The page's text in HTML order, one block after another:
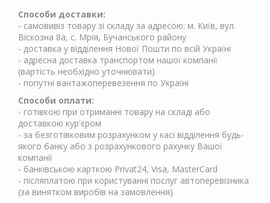
Способи доставки:
- самовивіз товару зі складу за адресою: м. Київ, вул.
Віскозна 8а, с. Мрія, Бучанського району
- доставка у відділення Нової Пошти по всій Україні
- адресна доставка транспортом нашої компанії
(вартість необхідно уточнювати)
- попутні вантажоперевезення по Україні
Способи оплати:
- готівкою при отриманні товару на складі або
доставкою кур'єром
- за безготівковим розрахунком у касі відділення будь-
якого банку або з розрахункового рахунку Вашої
компанії
- банківською карткою Privat24, Visa, MasterCard
- післяплатою при користуванні послуг автоперевізника
(за винятком виробів на замовлення)